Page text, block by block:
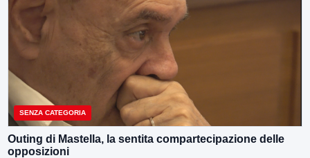
SENZA CATEGORIA
Outing di Mastella, la sentita compartecipazione delle
opposizioni